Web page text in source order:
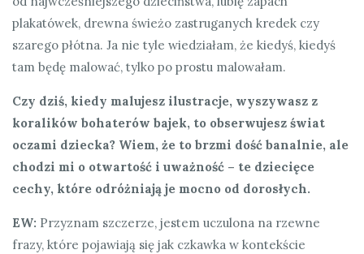
plakatówek, drewna świeżo zastruganych kredek czy
szarego płótna. Ja nie tyle wiedziałam, że kiedyś, kiedyś
tam będę malować, tylko po prostu malowałam.
Czy dziś, kiedy malujesz ilustracje, wyszywasz z
koralików bohaterów bajek, to obserwujesz świat
oczami dziecka? Wiem, że to brzmi dość banalnie, ale
chodzi mi o otwartość i uważność – te dziecięce
cechy, które odróżniają je mocno od dorosłych.
EW: Przyznam szczerze, jestem uczulona na rzewne
frazy, które pojawiają się jak czkawka w kontekście